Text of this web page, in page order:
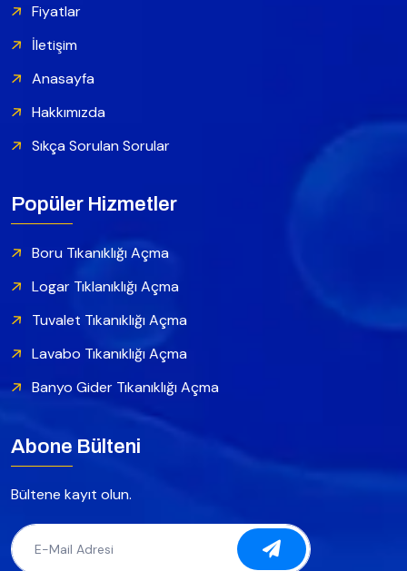
Fiyatlar
İletişim
Anasayfa
Hakkımızda
Sıkça Sorulan Sorular
Popüler Hizmetler
Boru Tıkanıklığı Açma
Logar Tıklanıklığı Açma
Tuvalet Tıkanıklığı Açma
Lavabo Tıkanıklığı Açma
Banyo Gider Tıkanıklığı Açma
Abone Bülteni
Bültene kayıt olun.